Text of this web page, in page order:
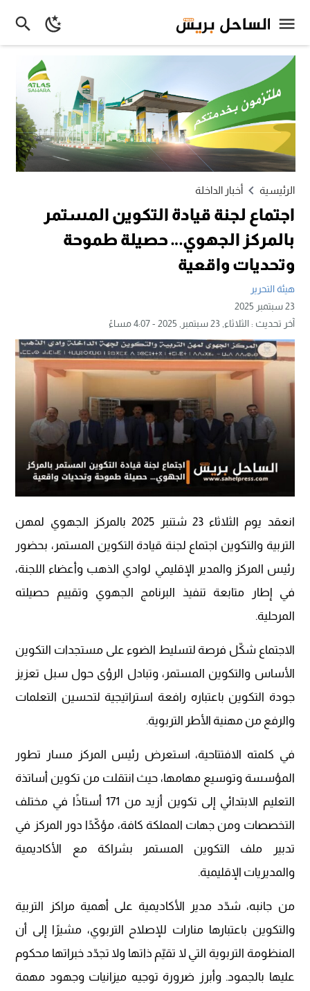
الرئيسية أخبار الداخلة
اجتماع لجنة قيادة التكوين المستمر
بالمركز الجهوي… حصيلة طموحة
وتحديات واقعية
هيئة التحرير
23 سبتمبر 2025
آخر تحديث :الثلاثاء, 23 سبتمبر, 2025 - 4:07 مساءً
انعقد يوم الثلاثاء 23 شتنبر 2025 بالمركز الجهوي لمهن
التربية والتكوين اجتماع لجنة قيادة التكوين المستمر، بحضور
رئيس المركز والمدير الإقليمي لوادي الذهب وأعضاء اللجنة،
في إطار متابعة تنفيذ البرنامج الجهوي وتقييم حصيلته
المرحلية.
الاجتماع شكّل فرصة لتسليط الضوء على مستجدات التكوين
الأساس والتكوين المستمر، وتبادل الرؤى حول سبل تعزيز
جودة التكوين باعتباره رافعة استراتيجية لتحسين التعلمات
والرفع من مهنية الأطر التربوية.
في كلمته الافتتاحية، استعرض رئيس المركز مسار تطور
المؤسسة وتوسيع مهامها، حيث انتقلت من تكوين أساتذة
التعليم الابتدائي إلى تكوين أزيد من 171 أستاذًا في مختلف
التخصصات ومن جهات المملكة كافة، مؤكّدًا دور المركز في
تدبير ملف التكوين المستمر بشراكة مع الأكاديمية
والمديريات الإقليمية.
من جانبه، شدّد مدير الأكاديمية على أهمية مراكز التربية
والتكوين باعتبارها منارات للإصلاح التربوي، مشيرًا إلى أن
المنظومة التربوية التي لا تقيّم ذاتها ولا تجدّد خبراتها محكوم
عليها بالجمود. وأبرز ضرورة توجيه ميزانيات وجهود مهمة